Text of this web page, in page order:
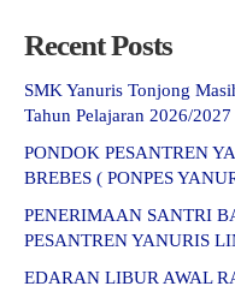
Recent Posts
SMK Yanuris Tonjong
Tahun Pelajaran 2026/2027
PONDOK PESANTREN
BREBES ( PONPES
PENERIMAAN SANTRI
PESANTREN YANURIS
EDARAN LIBUR AWAL